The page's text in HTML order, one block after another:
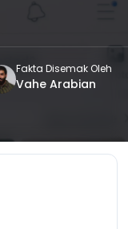
Fakta Disemak Oleh
Vahe Arabian